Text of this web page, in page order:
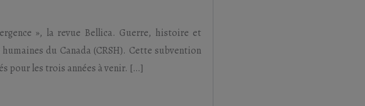
», la revue Bellica. Guerre, histoire et
du Canada (CRSH). Cette subvention
pour les trois années à venir. […]